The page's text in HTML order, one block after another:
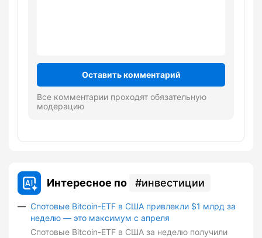
Оставить комментарий
Все комментарии проходят обязательную
модерацию
Интересное по инвестиции
Спотовые Bitcoin-ETF в США привлекли $1 млрд за
неделю — это максимум с апреля
Спотовые Bitcoin-ETF в США за неделю получили